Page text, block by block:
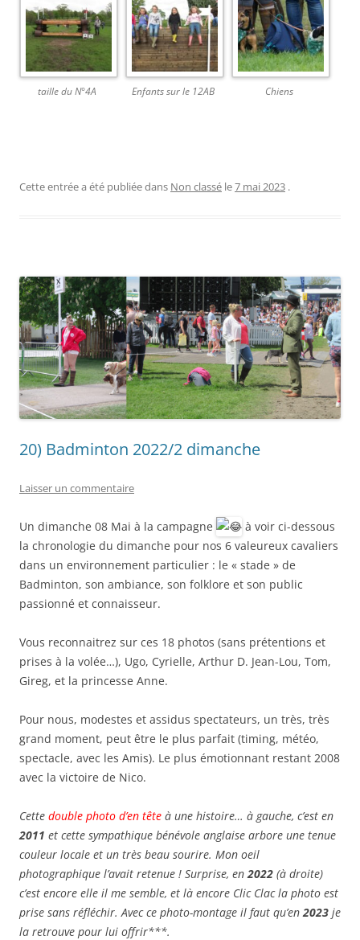
taille du N°4A Enfants sur le 12AB Chiens
Cette entrée a été publiée dans Non classé le7 mai 2023 .
20) Badminton 2022/2 dimanche
Laisser un commentaire
Un dimanche 08 Mai à la campagne
à voir ci-dessous
la chronologie du dimanche pour nos 6 valeureux cavaliers
dans un environnement particulier : le « stade » de
Badminton, son ambiance, son folklore et son public
passionné et connaisseur.
Vous reconnaitrez sur ces 18 photos (sans prétentions et
prises à la volée…), Ugo, Cyrielle, Arthur D. Jean-Lou, Tom,
Gireg, et la princesse Anne.
Pour nous, modestes et assidus spectateurs, un très, très
grand moment, peut être le plus parfait (timing, météo,
spectacle, avec les Amis). Le plus émotionnant restant 2008
avec la victoire de Nico.
Cette double photo d’en tête à une histoire… à gauche, c’est en
2011 et cette sympathique bénévole anglaise arbore une tenue
couleur locale et un très beau sourire. Mon oeil
photographique l’avait retenue ! Surprise, en2022 (à droite)
c’est encore elle il me semble, et là encore Clic Clac la photo est
prise sans réfléchir. Avec ce photo-montage il faut qu’en2023 je
la retrouve pour lui offrir***.